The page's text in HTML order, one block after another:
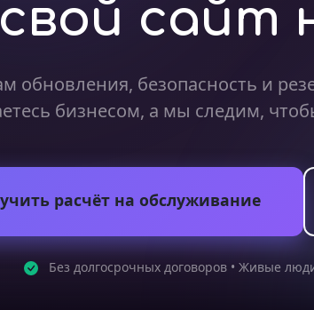
сайт
обновления, безопасность и
бизнесом, а мы следим,
расчёт на обслуживание
Без долгосрочных договоров • Живые